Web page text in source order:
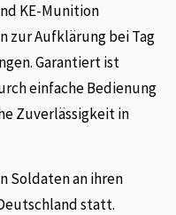
KE-Munition
zur Aufklärung bei Tag
Garantiert ist
einfache Bedienung
Zuverlässigkeit in
Soldaten an ihren
statt.